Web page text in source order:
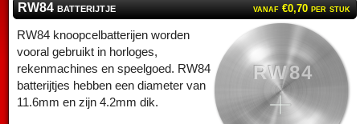
RW84 batterijtje vanaf €0,70 per stuk
RW84
RW84 knoopcelbatterijen worden
vooral gebruikt in horloges,
rekenmachines en speelgoed. RW84
batterijtjes hebben een diameter van
11.6mm en zijn 4.2mm dik.